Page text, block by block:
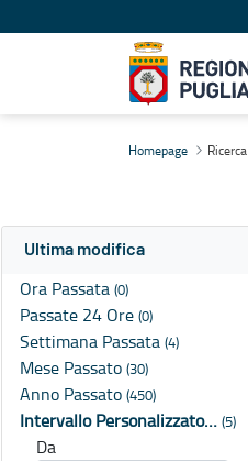
Homepage Ricerca
Ultima modifica
Ora Passata (0)
Passate 24 Ore (0)
Settimana Passata (4)
Mese Passato (30)
Anno Passato (450)
Intervallo Personalizzato… (5)
Da